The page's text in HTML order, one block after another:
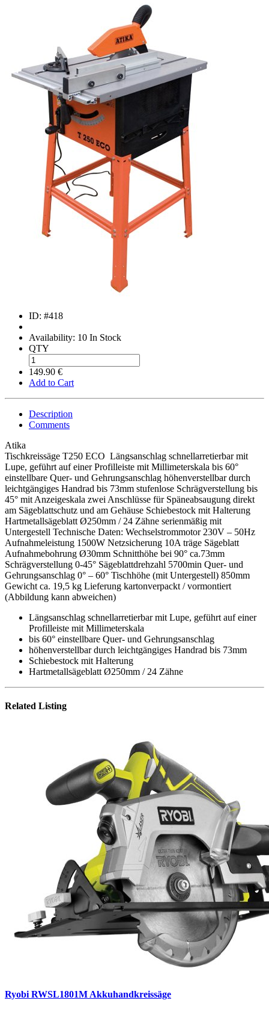
ID: #418
Availability: 10 In Stock
QTY
149.90 €
Add to Cart
Description
Comments
Atika
Tischkreissäge T250 ECO Längsanschlag schnellarretierbar mit
Lupe, geführt auf einer Profilleiste mit Millimeterskala bis 60°
einstellbare Quer- und Gehrungsanschlag höhenverstellbar durch
leichtgängiges Handrad bis 73mm stufenlose Schrägverstellung bis
45° mit Anzeigeskala zwei Anschlüsse für Späneabsaugung direkt
am Sägeblattschutz und am Gehäuse Schiebestock mit Halterung
Hartmetallsägeblatt Ø250mm / 24 Zähne serienmäßig mit
Untergestell Technische Daten: Wechselstrommotor 230V – 50Hz
Aufnahmeleistung 1500W Netzsicherung 10A träge Sägeblatt
Aufnahmebohrung Ø30mm Schnitthöhe bei 90° ca.73mm
Schrägverstellung 0-45° Sägeblattdrehzahl 5700min Quer- und
Gehrungsanschlag 0° – 60° Tischhöhe (mit Untergestell) 850mm
Gewicht ca. 19,5 kg Lieferung kartonverpackt / vormontiert
(Abbildung kann abweichen)
Längsanschlag schnellarretierbar mit Lupe, geführt auf einer
Profilleiste mit Millimeterskala
bis 60° einstellbare Quer- und Gehrungsanschlag
höhenverstellbar durch leichtgängiges Handrad bis 73mm
Schiebestock mit Halterung
Hartmetallsägeblatt Ø250mm / 24 Zähne
Related Listing
Ryobi RWSL1801M Akkuhandkreissäge